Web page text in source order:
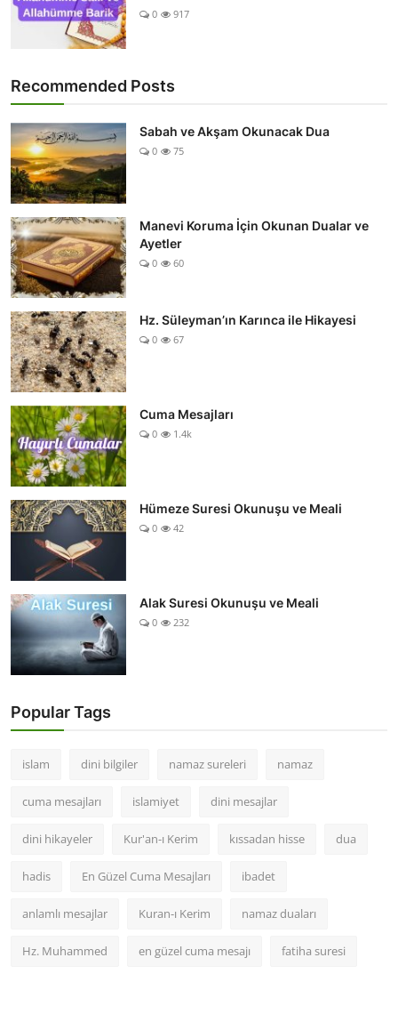
0 917
Recommended Posts
Sabah ve Akşam Okunacak Dua
0 75
Manevi Koruma İçin Okunan Dualar ve
Ayetler
0 60
Hz. Süleyman’ın Karınca ile Hikayesi
0 67
Cuma Mesajları
0 1.4k
Hümeze Suresi Okunuşu ve Meali
0 42
Alak Suresi Okunuşu ve Meali
0 232
Popular Tags
islam dini bilgiler namaz sureleri namaz
cuma mesajları islamiyet dini mesajlar
dini hikayeler Kur'an-ı Kerim kıssadan hisse dua
hadis En Güzel Cuma Mesajları ibadet
anlamlı mesajlar Kuran-ı Kerim namaz duaları
Hz. Muhammed en güzel cuma mesajı fatiha suresi